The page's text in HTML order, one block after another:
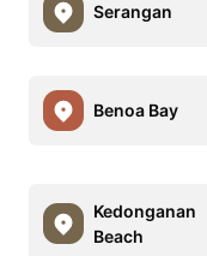
Serangan
Benoa Bay
Kedonganan
Beach